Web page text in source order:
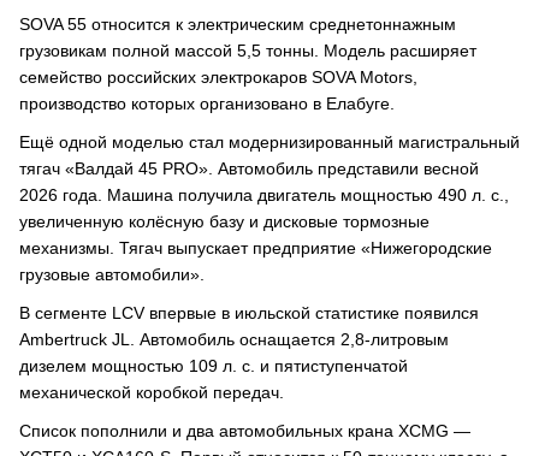
SOVA 55 относится к электрическим среднетоннажным
грузовикам полной массой 5,5 тонны. Модель расширяет
семейство российских электрокаров SOVA Motors,
производство которых организовано в Елабуге.
Ещё одной моделью стал модернизированный магистральный
тягач «Валдай 45 PRO». Автомобиль представили весной
2026 года. Машина получила двигатель мощностью 490 л. с.,
увеличенную колёсную базу и дисковые тормозные
механизмы. Тягач выпускает предприятие «Нижегородские
грузовые автомобили».
В сегменте LCV впервые в июльской статистике появился
Ambertruck JL. Автомобиль оснащается 2,8-литровым
дизелем мощностью 109 л. с. и пятиступенчатой
механической коробкой передач.
Список пополнили и два автомобильных крана XCMG —